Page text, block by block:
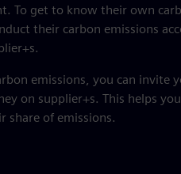
To get to know their own
their carbon emissions
emissions, you can invite
on supplier+s. This helps
share of emissions.